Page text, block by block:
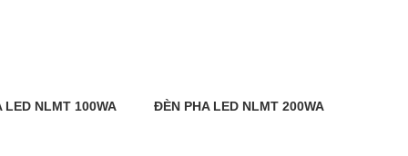
LED NLMT 100WA ĐÈN PHA LED NLMT 200WA